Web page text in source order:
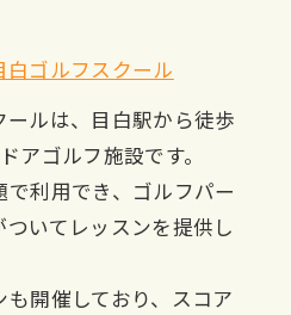
ゴルフスクール
ルは、目白駅から徒歩
アゴルフ施設です。
利用でき、ゴルフパー
ついてレッスンを提供し
開催しており、スコア